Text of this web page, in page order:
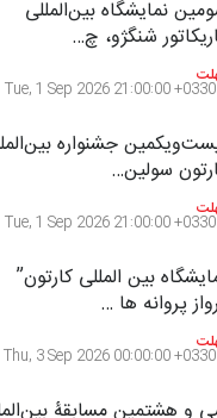
Mon, 31 Aug 2026 21:00:00 +0330
«حیوانات»،…
نمایشگاه بین‌المللی
شنگژو، چ…
مهلت
Tue, 1 Sep 2026 21:00:00 +0330